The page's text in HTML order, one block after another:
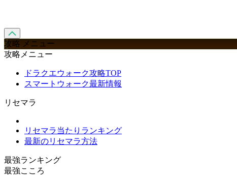
攻略 メニュー
攻略メニュー
ドラクエウォーク攻略TOP
スマートウォーク最新情報
リセマラ
リセマラ当たりランキング
最新のリセマラ方法
最強ランキング
最強こころ